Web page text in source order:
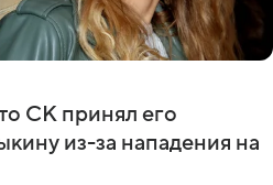
СК принял его
из-за нападения на